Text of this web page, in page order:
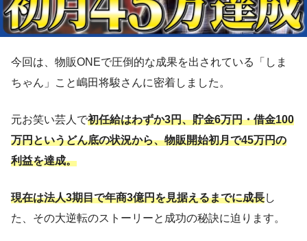
今回は、物販ONEで圧倒的な成果を出されている「しま
ちゃん」こと嶋田将駿さんに密着しました。
元お笑い芸人で初任給はわずか3円、貯金6万円・借金100
万円というどん底の状況から、物販開始初月で45万円の
利益を達成。
現在は法人3期目で年商3億円を見据えるまでに成長し
た、その大逆転のストーリーと成功の秘訣に迫ります。